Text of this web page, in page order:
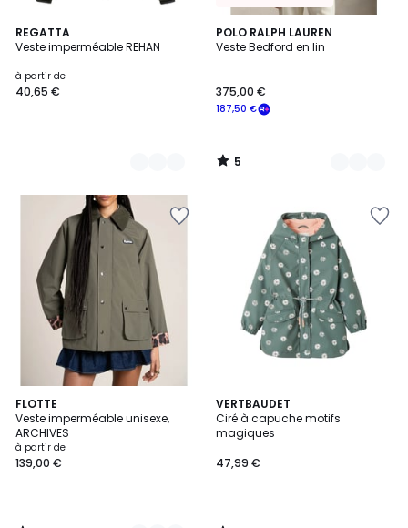
REGATTA
Veste imperméable REHAN
à partir de
40,65 €
2
Couleurs
POLO RALPH LAUREN
Veste Bedford en lin
187,50 €
375,00 €
5
/
2
Couleurs
5
/
FLOTTE
Veste imperméable unisexe,
ARCHIVES
à partir de
139,00 €
4,5
/ 5
4
Couleurs
VERTBAUDET
Ciré à capuche motifs
magiques
47,99 €
5
/
5